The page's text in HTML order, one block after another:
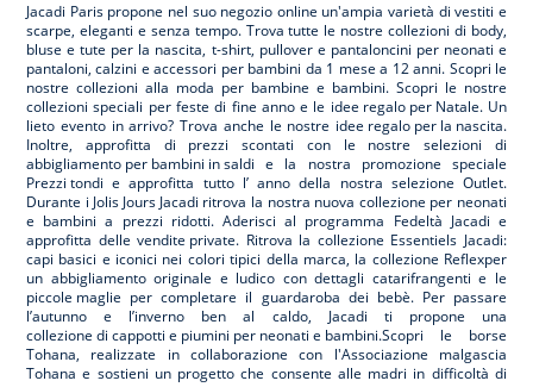
Jacadi Paris propone nel suo negozio online un'ampia varietà di vestiti e
scarpe, eleganti e senza tempo. Trova tutte le nostre collezioni di body,
bluse e tute per la nascita, t-shirt, pullover e pantaloncini per neonati e
pantaloni, calzini e accessori per bambini da 1 mese a 12 anni. Scopri le
nostre collezioni alla moda per bambine e bambini. Scopri le nostre
collezioni speciali per feste di fine anno e le idee regalo per Natale. Un
lieto evento in arrivo? Trova anche le nostre idee regalo per la nascita.
Inoltre, approfitta di prezzi scontati con le nostre selezioni di
abbigliamento per bambini in saldi e la nostra promozione speciale
Prezzi tondi e approfitta tutto l’ anno della nostra selezione Outlet.
Durante i Jolis Jours Jacadi ritrova la nostra nuova collezione per neonati
e bambini a prezzi ridotti. Aderisci al programma Fedeltà Jacadi e
approfitta dellevendite private. Ritrova la collezione Essentiels Jacadi:
capi basici e iconici nei colori tipici della marca, la collezione Reflexper
un abbigliamento originale e ludico con dettagli catarifrangenti e le
piccole maglie per completare il guardaroba dei bebè. Per passare
l’autunno e l’inverno ben al caldo, Jacadi ti propone una
collezione di cappotti e piumini per neonati e bambini.Scopri le borse
Tohana, realizzate in collaborazione con l'Associazione malgascia
Tohana e sostieni un progetto che consente alle madri in difficoltà di